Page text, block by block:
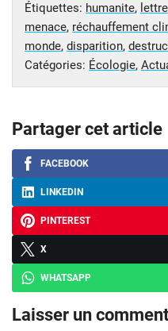
Étiquettes: humanite, lettre
menace, réchauffement
monde, disparition,
Catégories: Écologie,
Partager cet article
FACEBOOK
LINKEDIN
PINTEREST
X
WHATSAPP
Laisser un